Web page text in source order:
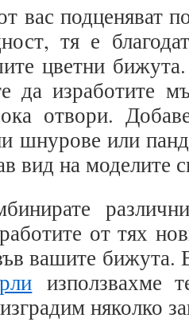
вас подценяват
тя е
цветни
да изработите
отвори.
шнурове или
вид на моделите
от тях
вашите
използвахме
няколко